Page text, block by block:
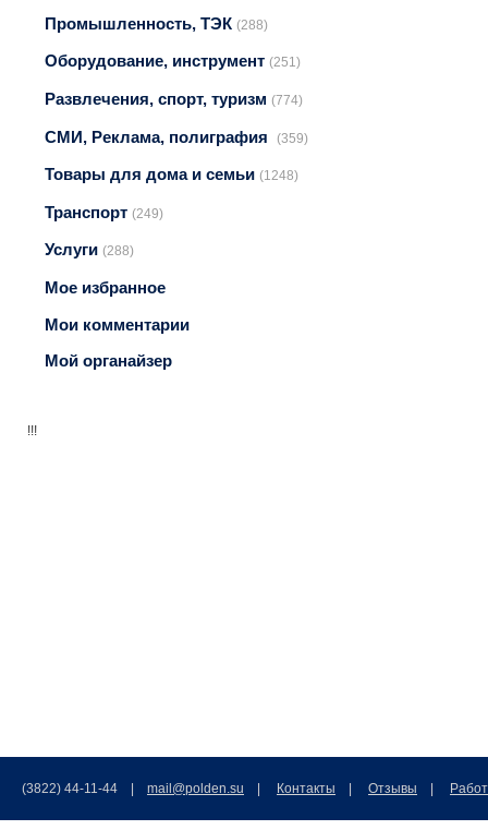
Промышленность, ТЭК (288)
Оборудование, инструмент (251)
Развлечения, спорт, туризм (774)
СМИ, Реклама, полиграфия (359)
Товары для дома и семьи (1248)
Транспорт (249)
Услуги (288)
Мое избранное
Мои комментарии
Мой органайзер
!!!
(3822) 44-11-44 | mail@polden.su | Контакты | Отзывы |